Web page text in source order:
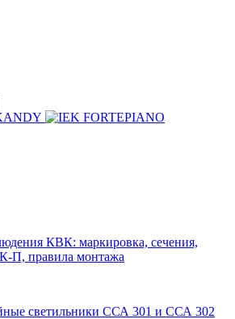
КВК: маркировка, сечения,
П, правила монтажа
светильники ССА 301 и ССА 302